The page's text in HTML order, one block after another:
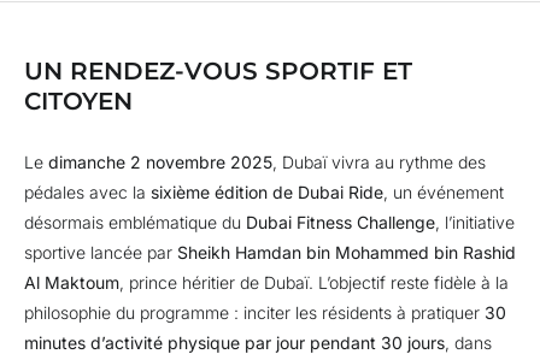
UN RENDEZ-VOUS SPORTIF ET
CITOYEN
Le dimanche 2 novembre 2025, Dubaï vivra au rythme des
pédales avec la sixième édition de Dubai Ride, un événement
désormais emblématique du Dubai Fitness Challenge, l’initiative
sportive lancée par Sheikh Hamdan bin Mohammed bin Rashid
Al Maktoum, prince héritier de Dubaï. L’objectif reste fidèle à la
philosophie du programme : inciter les résidents à pratiquer 30
minutes d’activité physique par jour pendant 30 jours, dans